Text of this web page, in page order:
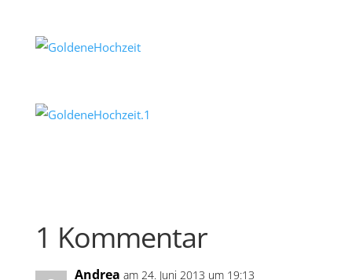
1 Kommentar
Andrea am 24. Juni 2013 um 19:13